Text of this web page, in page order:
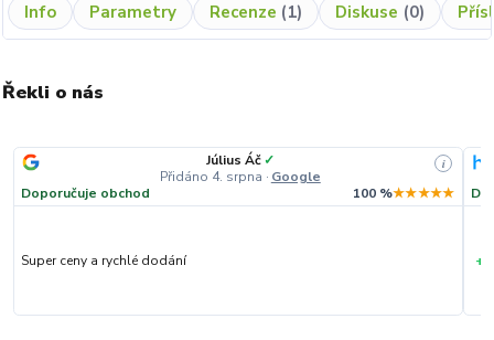
Info Parametry Recenze 1 Diskuse 0
Řekli o nás
Július Áč✓
Přidáno 4. srpna · Google
i
Doporučuje obchod 100 %★★★★★
Super ceny a rychlé dodání +